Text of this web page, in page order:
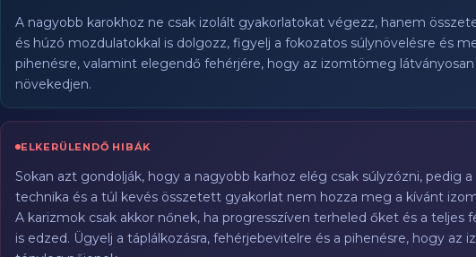
A nagyobb karokhoz ne csak izolált gyakorlatokat végezz, hanem
és húzó mozdulatokkal is dolgozz, figyelj a fokozatos súlynövelésre és
pihenésre, valamint elegendő fehérjére, hogy az izomtömeg látványosan
növekedjen.
ELKERÜLENDŐ HIBÁK
Sokan azt gondolják, hogy a nagyobb karhoz elég csak súlyzózni, pedig a
technika és a túl kevés összetett gyakorlat nem hozza meg a kívánt
A karizmok csak akkor nőnek, ha progresszíven terheled őket és a teljes
is edzed. Ügyelj a táplálkozásra, fehérjebevitelre és a pihenésre, hogy az